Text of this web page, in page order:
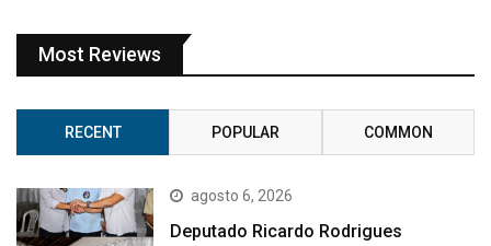
Most Reviews
RECENT POPULAR COMMON
agosto 6, 2026
Deputado Ricardo Rodrigues